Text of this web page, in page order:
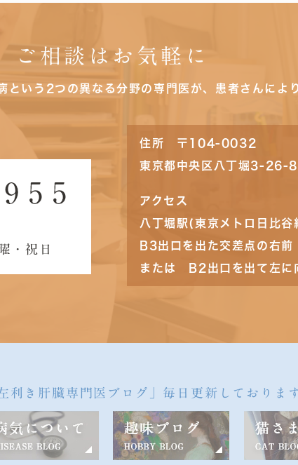
ご相談はお気軽に
という2つの異なる分野の専門医が、患者さんによ
住所 〒104-0032
東京都中央区八丁堀3-26-
アクセス
八丁堀駅(東京メトロ日比
B3出口を出た交差点の右前
または B2出口を出て左に
左利き肝臓専門医ブログ」毎日更新しておりま